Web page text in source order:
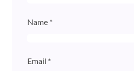
Name *
Email *